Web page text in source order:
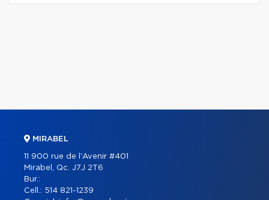
MIRABEL
11 900 rue de l'Avenir #401
Mirabel, Qc. J7J 2T6
Bur.:
Cell.: 514 821-1239